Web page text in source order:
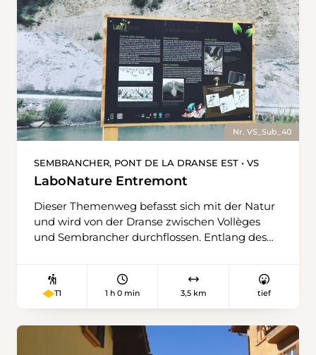
Nr. VS_Sub_40
SEMBRANCHER, PONT DE LA DRANSE EST • VS
LaboNature Entremont
Dieser Themenweg befasst sich mit der Natur
und wird von der Dranse zwischen Vollèges
und Sembrancher durchflossen. Entlang des
Besonderheiten der Natur in der Region
entdecken: Geologie, Weinbau, Mobilität,
Menschen und seiner Umwelt mit
eingeschlossen. Die Wanderroute führt durch
T1 1 h 0 min 3,5 km tief